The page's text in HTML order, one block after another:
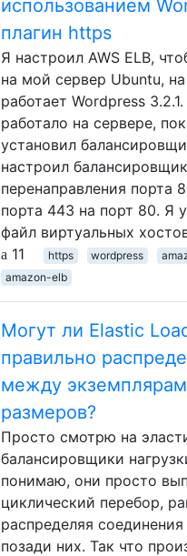
использованием
плагин https
Я настроил AWS ELB,
на мой сервер Ubuntu,
работает Wordpress
работало на сервере,
установил
настроил
перенаправления порта
порта 443 на порт 80. Я
файл виртуальных
11
https wordpress
amazon-elb
Могут ли Elastic
правильно
между
размеров?
Просто смотрю на
балансировщики
понимаю, они просто
циклический перебор,
распределяя
позади них. Так что